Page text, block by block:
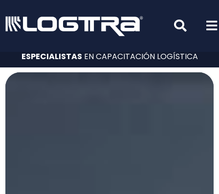
ESPECIALISTAS EN CAPACITACIÓN LOGÍSTICA